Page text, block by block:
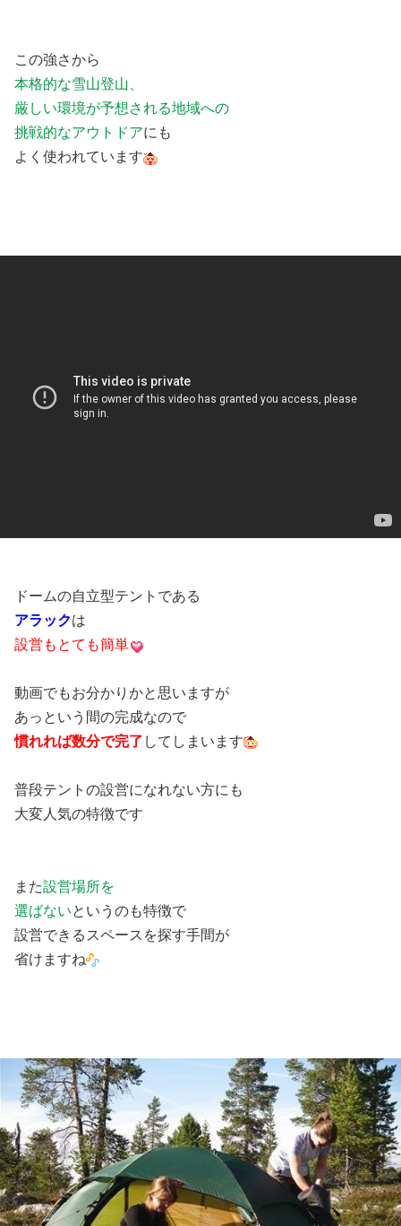
この強さから
本格的な雪山登山、
厳しい環境が予想される地域への
挑戦的なアウトドアにも
よく使われています
ドームの自立型テントである
アラックは
設営もとても簡単
動画でもお分かりかと思いますが
あっという間の完成なので
慣れれば数分で完了 してしまいます
普段テントの設営になれない方にも
大変人気の特徴です
また設営場所を
選ばないというのも特徴で
設営できるスペースを探す手間が
省けますね